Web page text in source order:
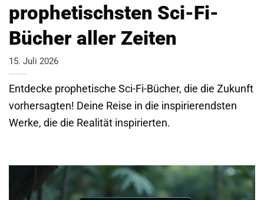
prophetischsten Sci-Fi-
Bücher aller Zeiten
15. Juli 2026
Entdecke prophetische Sci-Fi-Bücher, die die Zukunft
vorhersagten! Deine Reise in die inspirierendsten
Werke, die die Realität inspirierten.